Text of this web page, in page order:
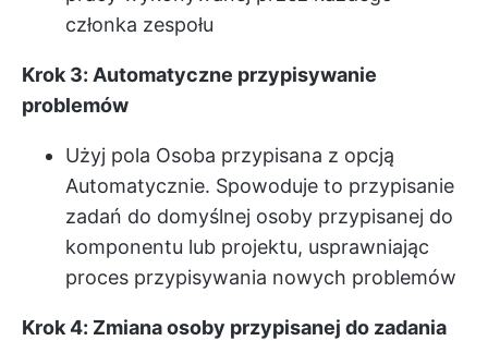
członka zespołu
Krok 3: Automatyczne przypisywanie
problemów
Użyj pola Osoba przypisana z opcją
Automatycznie. Spowoduje to przypisanie
zadań do domyślnej osoby przypisanej do
komponentu lub projektu, usprawniając
proces przypisywania nowych problemów
Krok 4: Zmiana osoby przypisanej do zadania